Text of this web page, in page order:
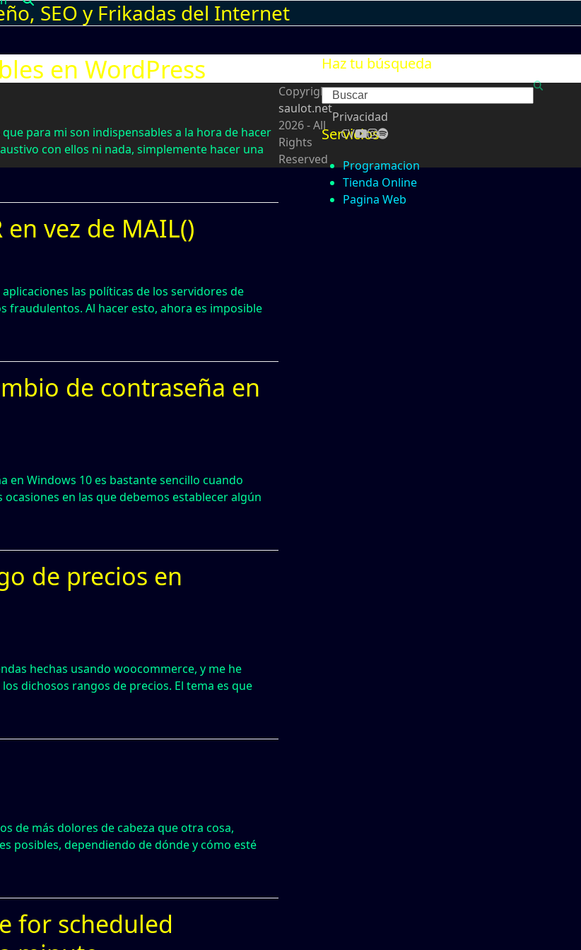
SEO y Frikadas del Internet
en WordPress
para mi son indispensables a la hora de hacer
con ellos ni nada, simplemente hacer una
vez de MAIL()
las políticas de los servidores de
fraudulentos. Al hacer esto, ahora es imposible
de contraseña en
en Windows 10 es bastante sencillo cuando
en las que debemos establecer algún
de precios en
hechas usando woocommerce, y me he
dichosos rangos de precios. El tema es que
de más dolores de cabeza que otra cosa,
posibles, dependiendo de dónde y cómo esté
for scheduled
Haz tu búsqueda
Search
Servicios
Programacion
Tienda Online
Pagina Web
Copyright
saulot.net
2026 - All
Rights
Reserved
Privacidad
CV